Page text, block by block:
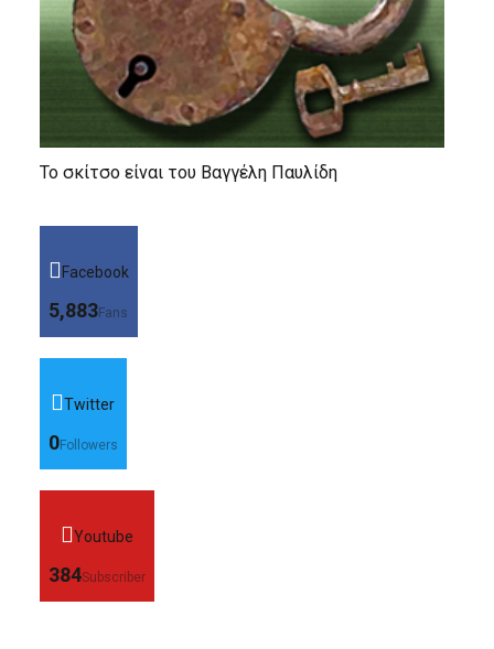
Το σκίτσο είναι του Βαγγέλη Παυλίδη
Facebook
5,883Fans
Twitter
0Followers
Youtube
384Subscriber